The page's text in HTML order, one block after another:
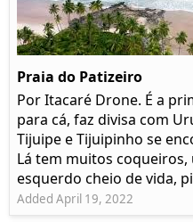
Praia do Patizeiro
Por Itacaré Drone. É a
para cá, faz divisa com
Tijuipe e Tijuipinho se
Lá tem muitos
esquerdo cheio de vida,
Added April 19, 2022